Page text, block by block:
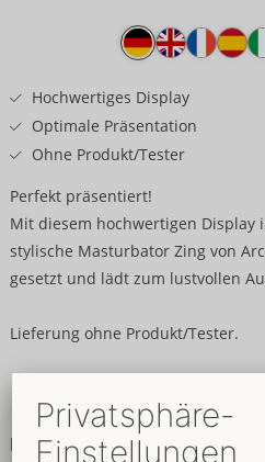
Produkttext
Hochwertiges Display
Optimale Präsentation
Ohne Produkt/Tester
Perfekt präsentiert!
Mit diesem hochwertigen Display
stylische Masturbator Zing von
gesetzt und lädt zum lustvollen
Lieferung ohne Produkt/Tester.
Eigenschaften